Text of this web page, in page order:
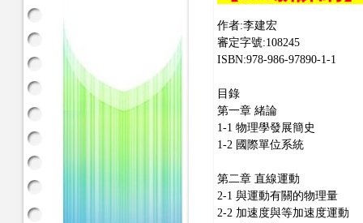
作者:李建宏
審定字號:108245
ISBN:978-986-97890-1-1
目錄
第一章 緒論
1-1 物理學發展簡史
1-2 國際單位系統
第二章 直線運動
2-1 與運動有關的物理量
2-2 加速度與等加速度運動